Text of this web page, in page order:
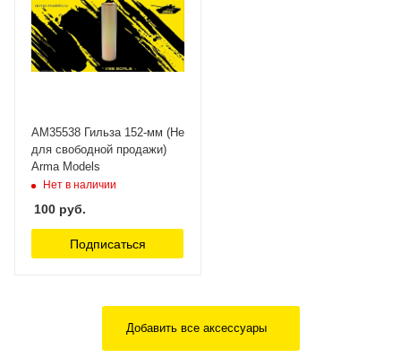
AM35538 Гильза 152-мм (Не
для свободной продажи)
Arma Models
Нет в наличии
100 руб.
Подписаться
Добавить все аксессуары